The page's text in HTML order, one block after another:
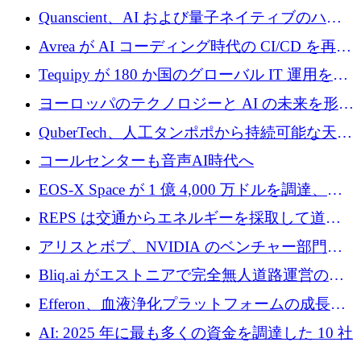
を拡大するためにシリーズ A で 2,000 万ドル
を調達
Quanscient、AI および量子ネイティブのハー
ドウェア エンジニアリングを推進するために
1,000 万ユーロを調達
Avrea が AI コーディング時代の CI/CD を再発
明するために 470 万ドルをかけてステルスか
ら浮上
Tequipy が 180 か国のグローバル IT 運用を自
動化するために 300 万ユーロ以上を調達
ヨーロッパのテクノロジーと AI の未来を形作
る: イノベーション リーダーが Nexus
Luxembourg 2026 に集まる理由
QuberTech、人工タンポポから持続可能な天然
ゴムを開発するために 340 万ポンドを調達
コールセンターも音声AI時代へ
EOS-X Space が 1 億 4,000 万ドルを調達、
Mistral が Emmi AI を買収、Bliq がエストニア
での完全無人道路運営を承認
REPS は交通からエネルギーを採取して道路
を発電所に変えるために 2,360 万ドルを調達
アリスとボブ、NVIDIA のベンチャー部門か
らの投資でシリーズ B を拡大
Bliq.ai がエストニアで完全無人道路運営の承
認を獲得
Efferon、血液浄化プラットフォームの成長に
250万ユーロを確保
AI: 2025 年に最も多くの資金を調達した 10 社